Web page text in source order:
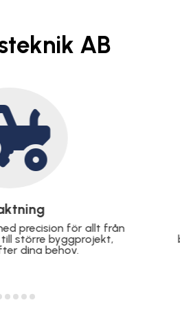
AB
förberedelser för
hanterar vi
högsta kvalitet och